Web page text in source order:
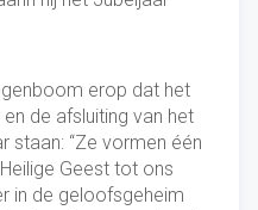
erop dat het
de afsluiting van het
staan: “Ze vormen één
Geest tot ons
in de geloofsgeheim